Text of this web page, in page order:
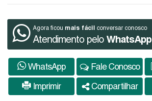
Agora ficou mais fácil conversar conosco
Atendimento pelo WhatsApp
WhatsApp Fale Conosco
Imprimir
Compartilhar